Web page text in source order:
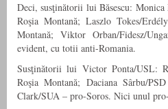
Deci, susţinătorii lui Băsescu:
Roşia Montană; Laszlo Tokes/
Montană; Viktor Orban/Fidesz/
evident, cu totii anti-Romania.
Susţinătorii lui Victor Ponta/USL:
Roşia Montană; Daciana Sârbu/
Clark/SUA – pro-Soros. Nici unul